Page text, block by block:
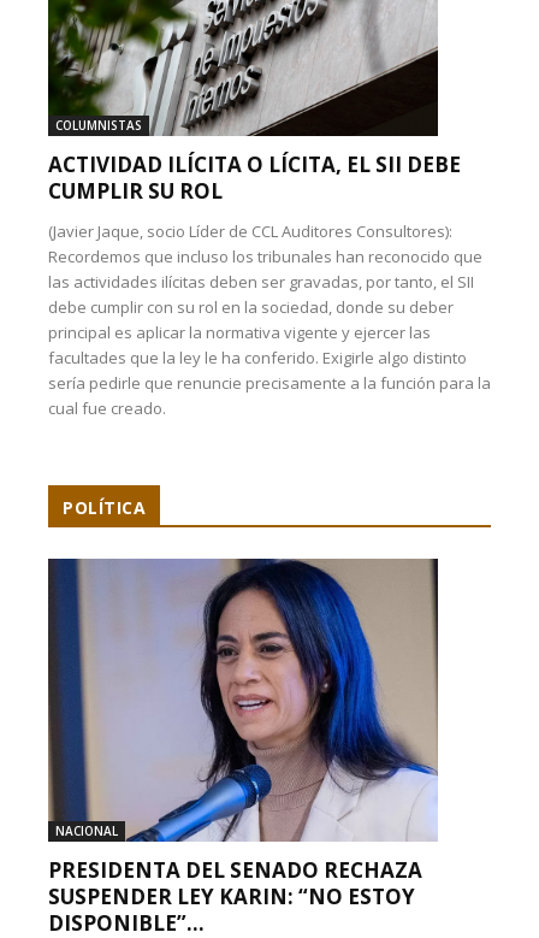
COLUMNISTAS
ACTIVIDAD ILÍCITA O LÍCITA, EL SII DEBE
CUMPLIR SU ROL
(Javier Jaque, socio Líder de CCL Auditores Consultores):
Recordemos que incluso los tribunales han reconocido que
las actividades ilícitas deben ser gravadas, por tanto, el SII
debe cumplir con su rol en la sociedad, donde su deber
principal es aplicar la normativa vigente y ejercer las
facultades que la ley le ha conferido. Exigirle algo distinto
sería pedirle que renuncie precisamente a la función para la
cual fue creado.
POLÍTICA
NACIONAL
PRESIDENTA DEL SENADO RECHAZA
SUSPENDER LEY KARIN: “NO ESTOY
DISPONIBLE”...